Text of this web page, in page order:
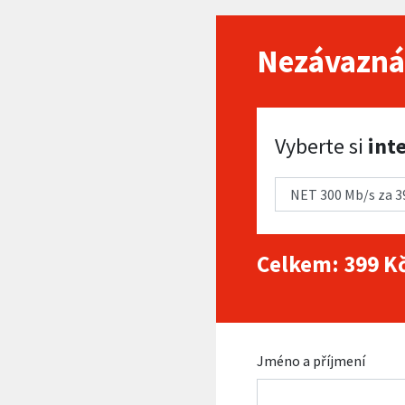
Vyberte si internet
Vyberte si
Celkem: 399
Jméno a příjmení